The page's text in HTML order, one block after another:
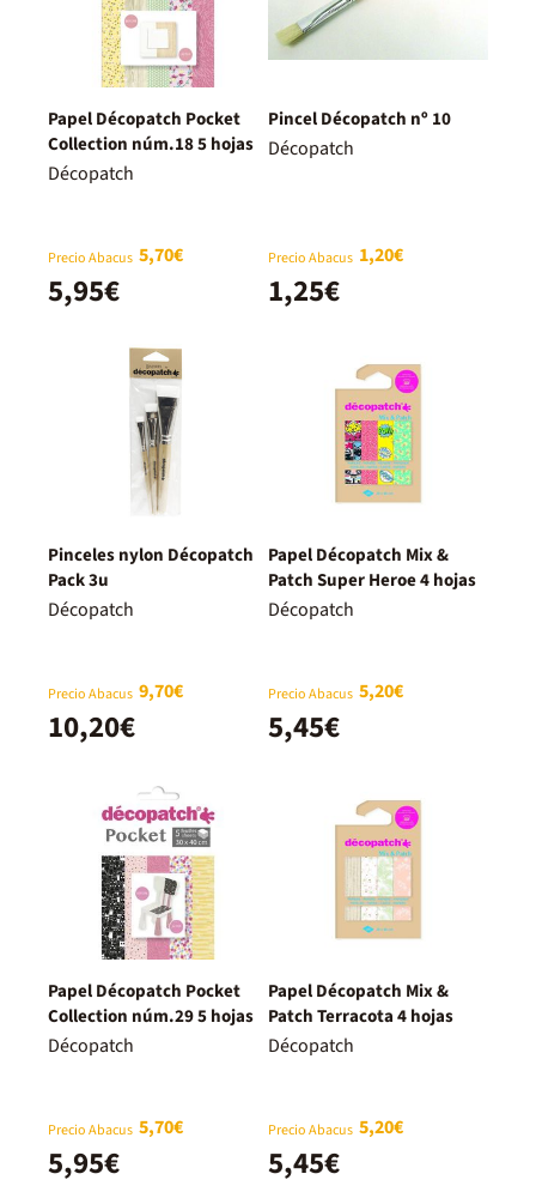
Papel Décopatch Pocket
Collection núm.18 5 hojas
Décopatch
Precio Abacus 5,70€
5,95€
Pincel Décopatch nº 10
Décopatch
Precio Abacus 1,20€
1,25€
Pinceles nylon Décopatch
Pack 3u
Décopatch
Precio Abacus 9,70€
10,20€
Papel Décopatch Mix &
Patch Super Heroe 4 hojas
Décopatch
Precio Abacus 5,20€
5,45€
Papel Décopatch Pocket
Collection núm.29 5 hojas
Décopatch
Precio Abacus 5,70€
5,95€
Papel Décopatch Mix &
Patch Terracota 4 hojas
Décopatch
Precio Abacus 5,20€
5,45€